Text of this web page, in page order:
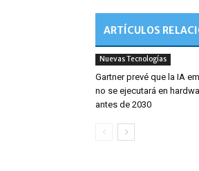
ARTÍCULOS
Nuevas Tecnologías
Gartner prevé que la IA
no se ejecutará en
antes de 2030